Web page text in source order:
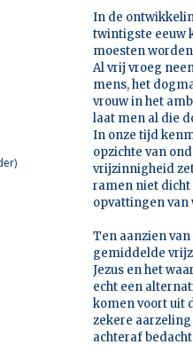
In de
twintigste eeuw
moesten
Al vrij vroeg
mens, het
vrouw in het
laat men al die
In onze tijd
opzichte van
vrijzinnigheid
ramen niet
opvattingen van
Ten aanzien
gemiddelde
Jezus en het
echt een
komen voort uit
zekere
achteraf